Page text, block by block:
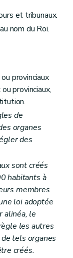
et tribunaux.
nom du Roi.
provinciaux
provinciaux,
de
organes
des
sont créés
habitants à
membres
loi adoptée
alinéa, le
les autres
tels organes
créés.